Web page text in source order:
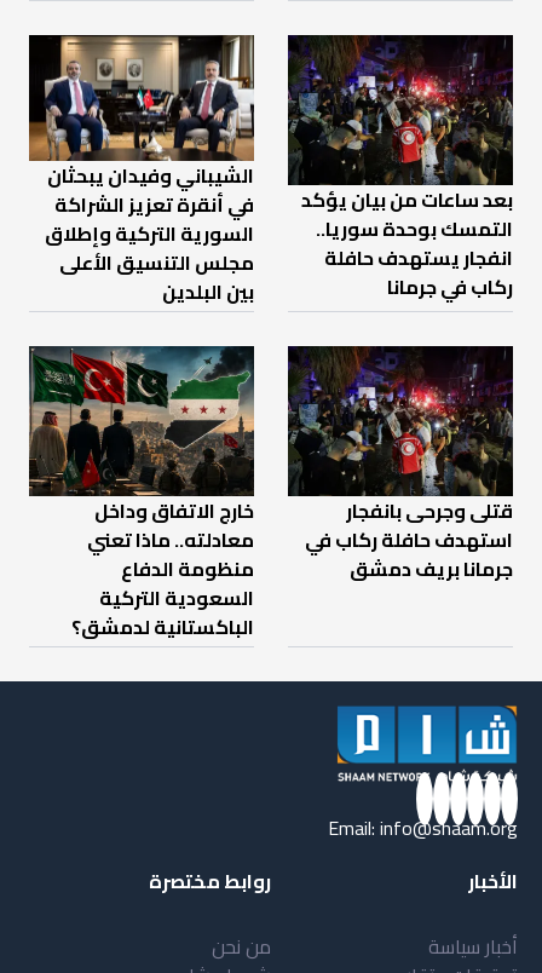
بعد ساعات من بيان يؤكد
التمسك بوحدة سوريا..
انفجار يستهدف حافلة
ركاب في جرمانا
الشيباني وفيدان يبحثان
في أنقرة تعزيز الشراكة
السورية التركية وإطلاق
مجلس التنسيق الأعلى
بين البلدين
قتلى وجرحى بانفجار
استهدف حافلة ركاب في
جرمانا بريف دمشق
خارج الاتفاق وداخل
معادلته.. ماذا تعني
منظومة الدفاع
السعودية التركية
الباكستانية لدمشق؟
Email:info@shaam.org
الأخبار
أخبار سياسة
روابط مختصرة
من نحن